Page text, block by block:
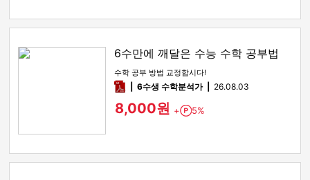
6수만에 깨달은 수능 수학 공부법
수학 공부 방법 교정합시다!
pdf6수생 수학분석가 26.08.03
8,000원 + Point
5%